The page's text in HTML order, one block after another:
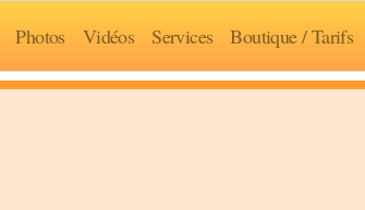
Photos Vidéos Services Boutique / Tarifs